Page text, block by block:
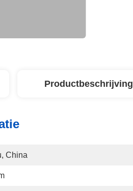
Productbeschrijving
China